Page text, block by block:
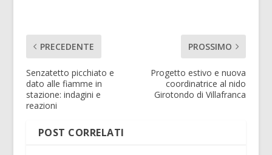
PRECEDENTE
Senzatetto picchiato e
dato alle fiamme in
stazione: indagini e
reazioni
PROSSIMO
Progetto estivo e nuova
coordinatrice al nido
Girotondo di Villafranca
POST CORRELATI